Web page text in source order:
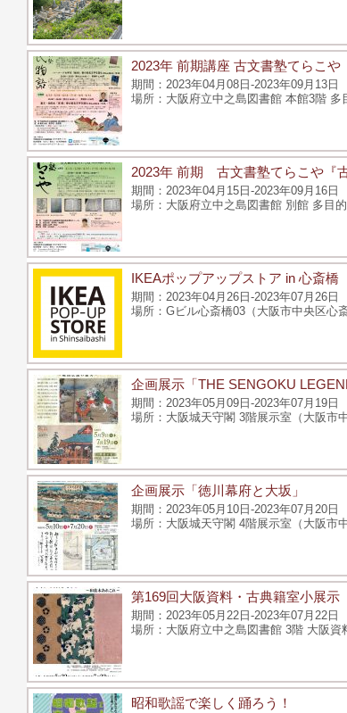
2023年 前期講座 古文書塾てらこや
2023年04月08日-2023年09月13日
大阪府立中之島図書館 本館3階 多
2023年 前期 古文書塾てらこや『
2023年04月15日-2023年09月16日
大阪府立中之島図書館 別館 多目
IKEAポップアップストア in 心斎橋
2023年04月26日-2023年07月26日
Gビル心斎橋03（大阪市中央区心
企画展示「THE SENGOKU
2023年05月09日-2023年07月19日
大阪城天守閣 3階展示室（大阪市
企画展示「徳川幕府と大坂」
2023年05月10日-2023年07月20日
大阪城天守閣 4階展示室（大阪市
第169回大阪資料・古典籍室小展示
2023年05月22日-2023年07月22日
大阪府立中之島図書館 3階 大阪資
昭和歌謡で楽しく踊ろう！